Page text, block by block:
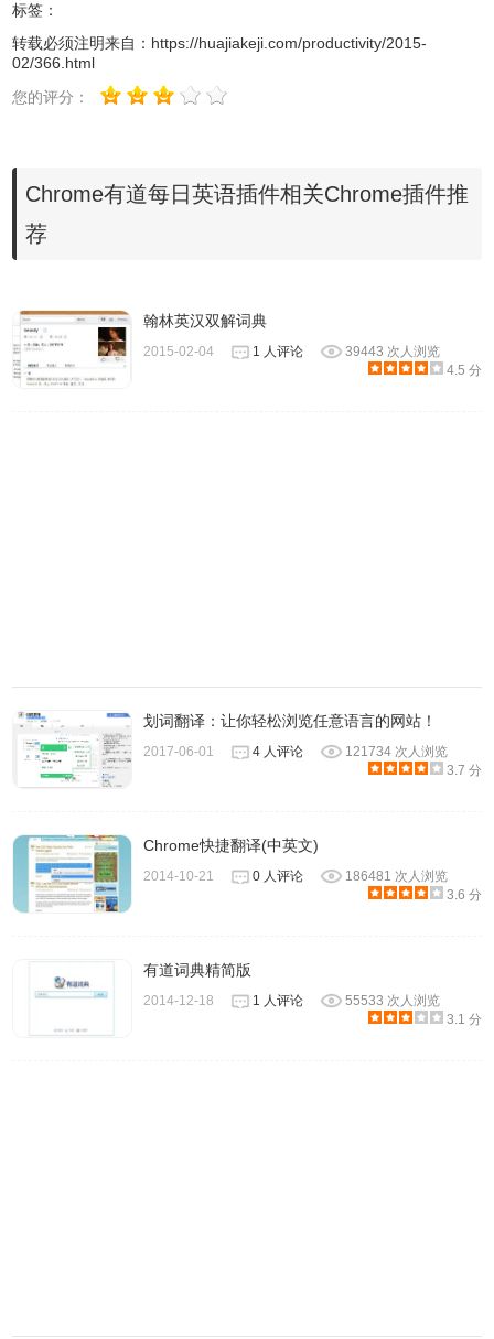
日英语插件的选型卡界面，在该页面中用户可以设置自己学
习英语的级别，如四级英语、六级英语、考研英语、托福英
4.用户除了每天被动学习英语以外，还可以使用有道每日英
标签：
转载必须注明来自： https://huajiakeji.com/productivity/2015-
02/366.html
您的评分：
Chrome有道每日英语插件相关Chrome插件推
荐
翰林英汉双解词典
2015-02-04 1 人评论
39443 次人浏览
4.5 分
划词翻译：让你轻松浏览任意语言的网站！
2017-06-01 4 人评论
121734 次人浏览
3.7 分
Chrome快捷翻译(中英文)
2014-10-21 0 人评论
186481 次人浏览
3.6 分
有道词典精简版
2014-12-18 1 人评论
55533 次人浏览
3.1 分